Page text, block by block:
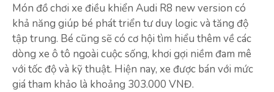
Món đồ chơi xe điều khiển Audi R8 new version có
khả năng giúp bé phát triển tư duy logic và tăng độ
tập trung. Bé cũng sẽ có cơ hội tìm hiểu thêm về các
dòng xe ô tô ngoài cuộc sống, khơi gợi niềm đam mê
với tốc độ và kỹ thuật. Hiện nay, xe được bán với mức
giá tham khảo là khoảng 303.000 VNĐ.